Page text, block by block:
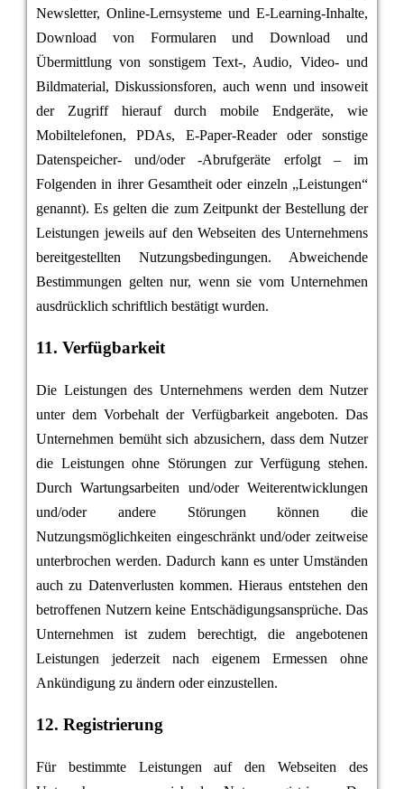
Newsletter, Online-Lernsysteme und E-Learning-Inhalte,
Download von Formularen und Download und
Übermittlung von sonstigem Text-, Audio, Video- und
Bildmaterial, Diskussionsforen, auch wenn und insoweit
der Zugriff hierauf durch mobile Endgeräte, wie
Mobiltelefonen, PDAs, E-Paper-Reader oder sonstige
Datenspeicher- und/oder -Abrufgeräte erfolgt – im
Folgenden in ihrer Gesamtheit oder einzeln „Leistungen“
genannt). Es gelten die zum Zeitpunkt der Bestellung der
Leistungen jeweils auf den Webseiten des Unternehmens
bereitgestellten Nutzungsbedingungen. Abweichende
Bestimmungen gelten nur, wenn sie vom Unternehmen
ausdrücklich schriftlich bestätigt wurden.
11. Verfügbarkeit
Die Leistungen des Unternehmens werden dem Nutzer
unter dem Vorbehalt der Verfügbarkeit angeboten. Das
Unternehmen bemüht sich abzusichern, dass dem Nutzer
die Leistungen ohne Störungen zur Verfügung stehen.
Durch Wartungsarbeiten und/oder Weiterentwicklungen
und/oder andere Störungen können die
Nutzungsmöglichkeiten eingeschränkt und/oder zeitweise
unterbrochen werden. Dadurch kann es unter Umständen
auch zu Datenverlusten kommen. Hieraus entstehen den
betroffenen Nutzern keine Entschädigungsansprüche. Das
Unternehmen ist zudem berechtigt, die angebotenen
Leistungen jederzeit nach eigenem Ermessen ohne
Ankündigung zu ändern oder einzustellen.
12. Registrierung
Für bestimmte Leistungen auf den Webseiten des